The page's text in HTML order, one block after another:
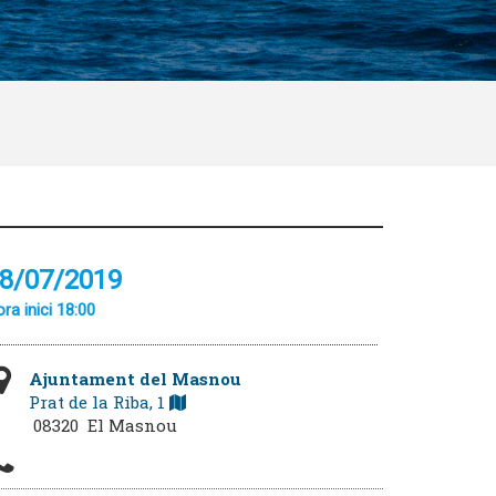
07/2019
inici 18:00
Ajuntament del Masnou
Prat de la Riba, 1
08320 El Masnou